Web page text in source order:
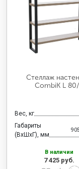
Стеллаж
CombiK L
Вес, кг
Габариты
(ВхШхГ), мм
В наличии
7 425 руб.